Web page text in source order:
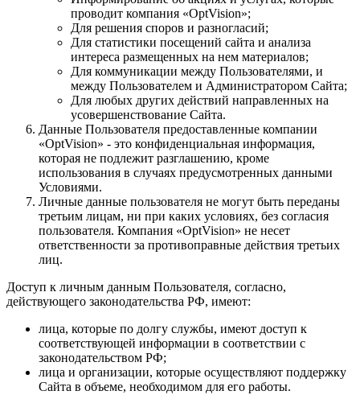
проводит компания «OptVision»;
Для решения споров и разногласий;
Для статистики посещений сайта и анализа
интереса размещенных на нем материалов;
Для коммуникации между Пользователями, и
между Пользователем и Администратором Сайта;
Для любых других действий направленных на
усовершенствование Сайта.
Данные Пользователя предоставленные компании
«OptVision» - это конфиденциальная информация,
которая не подлежит разглашению, кроме
использования в случаях предусмотренных данными
Условиями.
Личные данные пользователя не могут быть переданы
третьим лицам, ни при каких условиях, без согласия
пользователя. Компания «OptVision» не несет
ответственности за противоправные действия третьих
лиц.
Доступ к личным данным Пользователя, согласно,
действующего законодательства РФ, имеют:
лица, которые по долгу службы, имеют доступ к
соответствующей информации в соответствии с
законодательством РФ;
лица и организации, которые осуществляют поддержку
Сайта в объеме, необходимом для его работы.